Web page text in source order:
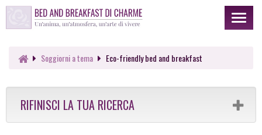
Toggle
Soggiorni a tema Eco-friendly bed and breakfast
RIFINISCI LA TUA RICERCA